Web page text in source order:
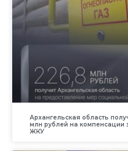
Архангельская область
млн рублей на компенсации
ЖКУ